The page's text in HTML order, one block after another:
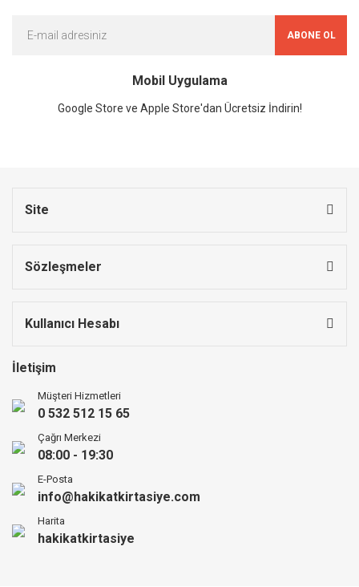
ABONE OL
Mobil Uygulama
Google Store ve Apple Store'dan Ücretsiz İndirin!
Site
Sözleşmeler
Kullanıcı Hesabı
İletişim
Müşteri Hizmetleri
0 532 512 15 65
Çağrı Merkezi
08:00 - 19:30
E-Posta
info@hakikatkirtasiye.com
Harita
hakikatkirtasiye